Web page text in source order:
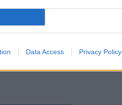
Data Access Privacy Policy
in collaborazione con le
dalle convenzioni siglate